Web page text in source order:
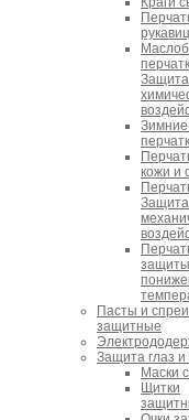
Зимние
кожи и
Пасты и спреи
защитные
Защита глаз
Маски
Щитки